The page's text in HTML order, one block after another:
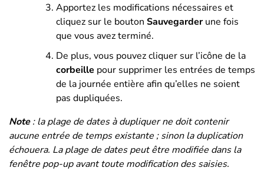
Apportez les modifications nécessaires et
cliquez sur le bouton Sauvegarderune fois
que vous avez terminé.
De plus, vous pouvez cliquer sur l’icône de la
corbeille pour supprimer les entrées de temps
de la journée entière afin qu’elles ne soient
pas dupliquées.
Note: la plage de dates à dupliquer ne doit contenir
aucune entrée de temps existante ; sinon la duplication
échouera. La plage de dates peut être modifiée dans la
fenêtre pop-up avant toute modification des saisies.